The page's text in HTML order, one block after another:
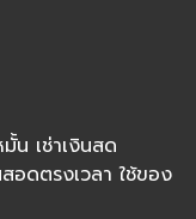
น เช่าเงินสด
ดตรงเวลา ใช้ของ